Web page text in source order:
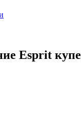
Esprit купе